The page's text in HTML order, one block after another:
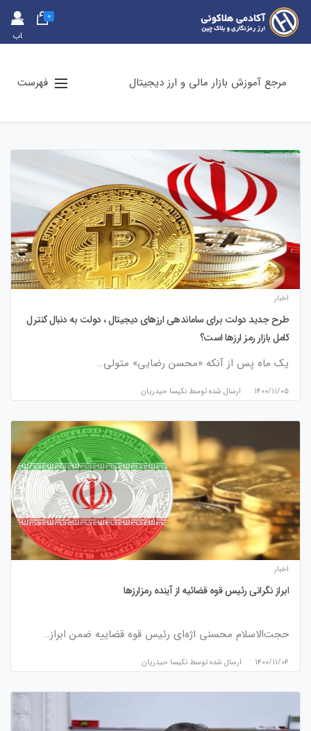
حس
اب
0
مرجع آموزش بازار مالی و ارز دیجیتال فهرست
اخبار
طرح جدید دولت برای ساماندهی ارزهای دیجیتال ، دولت به دنبال کنترل
کامل بازار رمز ارزها است؟
یک ماه پس از آنکه «محسن رضایی» متولی…
۱۴۰۰/۱۱/۰۵ ارسال شده توسط نكيسا حيدريان
اخبار
ابراز نگرانی رئیس قوه قضائیه از آینده رمزارزها
حجت‌الاسلام محسنی اژه‌ای رئیس قوه قضاییه ضمن ابراز…
۱۴۰۰/۱۱/۰۴ ارسال شده توسط نكيسا حيدريان